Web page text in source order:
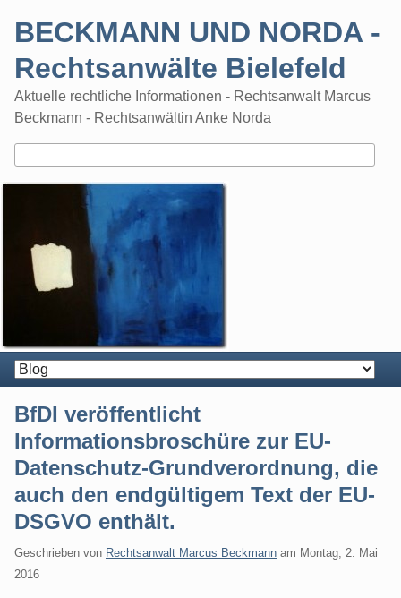
BECKMANN UND NORDA -
Rechtsanwälte Bielefeld
Aktuelle rechtliche Informationen - Rechtsanwalt Marcus
Beckmann - Rechtsanwältin Anke Norda
BfDI veröffentlicht
Informationsbroschüre zur EU-
Datenschutz-Grundverordnung, die
auch den endgültigem Text der EU-
DSGVO enthält.
Geschrieben von Rechtsanwalt Marcus Beckmann am Montag, 2. Mai
2016